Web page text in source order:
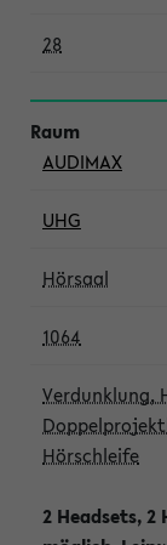
28
AUDIMAX
UHG
Hörsaal
1064
Verdunklung,
Hörschleife
2 Headsets,